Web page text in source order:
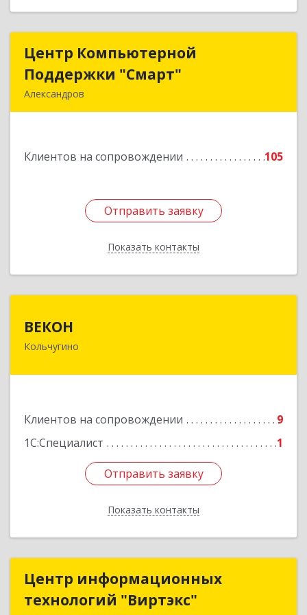
Центр Компьютерной
Поддержки "Смарт"
Александров
Клиентов на сопровождении 105
Отправить заявку
Показать контакты
Центр Компьютерной
Поддержки "Смарт"
Отправить заявку
Назад
ВЕКОН
Кольчугино
Клиентов на сопровождении
9
1С:Специалист
1
Отправить заявку
Показать контакты
601785, Владимирская обл, Кольчугинский р-н,
Отправить заявку
Назад
Центр информационных
технологий "Виртэкс"
Центр информационных
технологий "Виртэкс"